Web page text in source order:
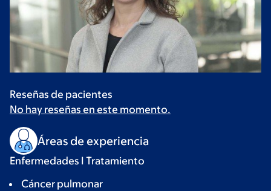
Reseñas de pacientes
No hay reseñas en este momento.
Áreas de experiencia
Enfermedades I Tratamiento
Cáncer pulmonar